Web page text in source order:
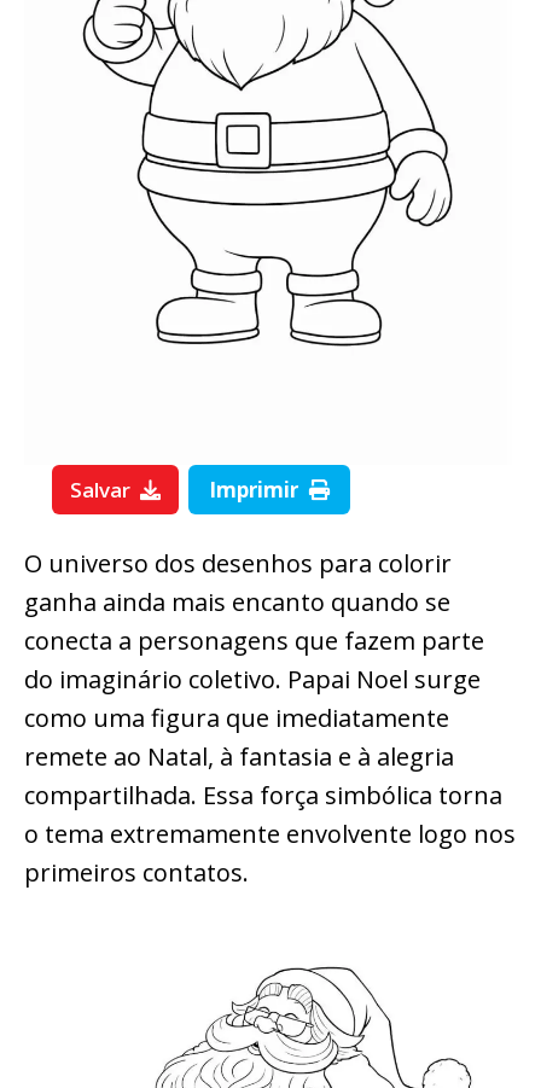
Salvar Imprimir
O universo dos desenhos para colorir
ganha ainda mais encanto quando se
conecta a personagens que fazem parte
do imaginário coletivo. Papai Noel surge
como uma figura que imediatamente
remete ao Natal, à fantasia e à alegria
compartilhada. Essa força simbólica torna
o tema extremamente envolvente logo nos
primeiros contatos.